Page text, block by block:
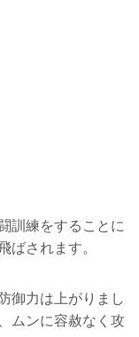
訓練をすることに
ばされます。
御力は上がりまし
ムンに容赦なく攻